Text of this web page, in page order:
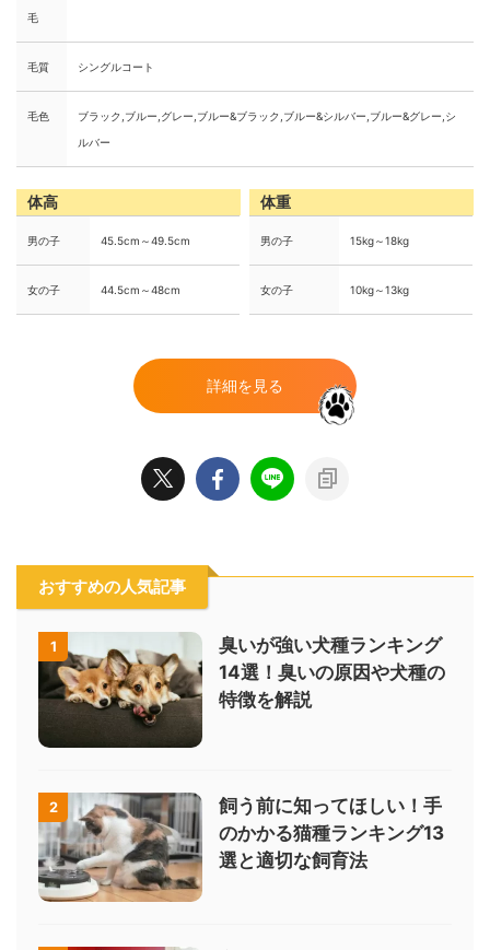
毛
毛質 シングルコート
毛色
ブラック,ブルー,グレー,ブルー&ブラック,ブルー&シルバー,ブルー&グレー,シ
ルバー
体高
男の子 45.5cm～49.5cm
女の子 44.5cm～48cm
体重
男の子 15kg～18kg
女の子 10kg～13kg
詳細を見る
おすすめの人気記事
1
臭いが強い犬種ランキング
14選！臭いの原因や犬種の
特徴を解説
2
飼う前に知ってほしい！手
のかかる猫種ランキング13
選と適切な飼育法